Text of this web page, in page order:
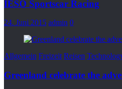
IESO Sportscar Racing
24. Juni 2015 admin 0
Allgemein Freizeit Reisen
Greenland celebrate the